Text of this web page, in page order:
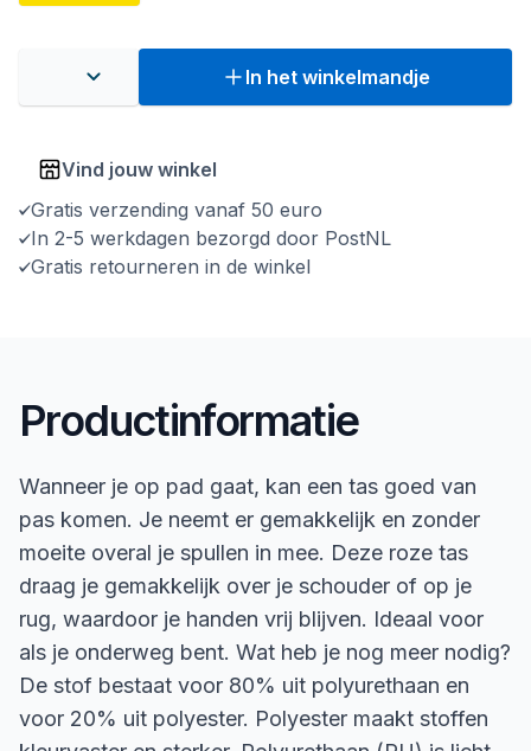
In het winkelmandje
Vind jouw winkel
Gratis verzending vanaf 50 euro
In 2-5 werkdagen bezorgd door PostNL
Gratis retourneren in de winkel
Productinformatie
Wanneer je op pad gaat, kan een tas goed van
pas komen. Je neemt er gemakkelijk en zonder
moeite overal je spullen in mee. Deze roze tas
draag je gemakkelijk over je schouder of op je
rug, waardoor je handen vrij blijven. Ideaal voor
als je onderweg bent. Wat heb je nog meer nodig?
De stof bestaat voor 80% uit polyurethaan en
voor 20% uit polyester. Polyester maakt stoffen